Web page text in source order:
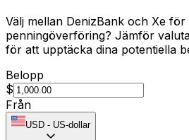
Välj mellan DenizBank och Xe
penningöverföring? Jämför
för att upptäcka dina potentiella
Belopp
$
Från
USD - US-dollar